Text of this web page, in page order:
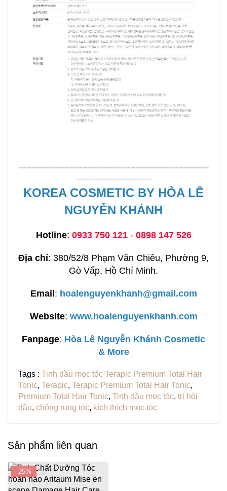
---------------------------------------------------------------------------
------------------------------
KOREA COSMETIC BY HÒA LÊ
NGUYỄN KHÁNH
Hotline: 0933 750 121- 0898 147 526
Địa chỉ: 380/52/8 Phạm Văn Chiêu, Phường 9,
Gò Vấp, Hồ Chí Minh.
Email: hoalenguyenkhanh@gmail.com
Website: www.hoalenguyenkhanh.com
Fanpage: Hòa Lê Nguyễn Khánh Cosmetic
& More
Tags : Tinh dầu mọc tóc Terapic Premium Total Hair
Tonic, Terapic, Terapic Premium Total Hair Tonic,
Premium Total Hair Tonic, Tinh dầu mọc tóc, trị hói
đầu, chống rụng tóc, kích thích mọc tóc
Sản phẩm liên quan
-25%